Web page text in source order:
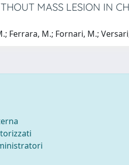
MASS LESION IN
Ferrara, M.; Fornari, M.;